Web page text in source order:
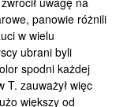
panowie różnili
w wielu
ubrani byli
spodni każdej
T. zauważył więc
większy od